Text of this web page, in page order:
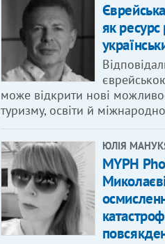
як ресурс
може відкрити нові
туризму, освіти й
ЮЛІЯ
MYPH